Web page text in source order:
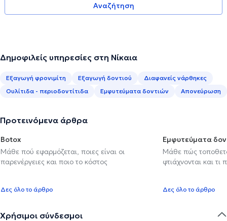
Αναζήτηση
Δημοφιλείς υπηρεσίες στη Νίκαια
Εξαγωγή φρονιμίτη Εξαγωγή δοντιού
Διαφανείς νάρθηκες
Ουλίτιδα - περιοδοντίτιδα
Εμφυτεύματα δοντιών Απονεύρωση
Προτεινόμενα άρθρα
Botox
Μάθε πού εφαρμόζεται, ποιες είναι οι
παρενέργειες και ποιο το κόστος
Δες όλο το άρθρο
Εμφυτεύματα
Μάθε πώς
φτιάχνονται και τι
Δες όλο το άρθρο
Χρήσιμοι σύνδεσμοι